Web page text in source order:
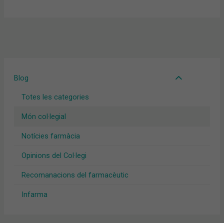
Blog
Totes les categories
Món col·legial
Notícies farmàcia
Opinions del Col·legi
Recomanacions del farmacèutic
Infarma